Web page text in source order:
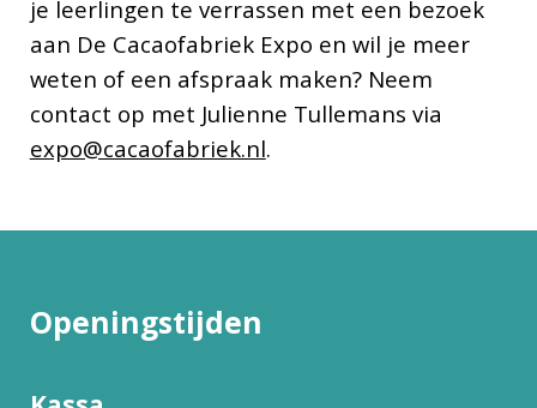
je leerlingen te verrassen met een bezoek
aan De Cacaofabriek Expo en wil je meer
weten of een afspraak maken? Neem
contact op met Julienne Tullemans via
expo@cacaofabriek.nl.
Openingstijden